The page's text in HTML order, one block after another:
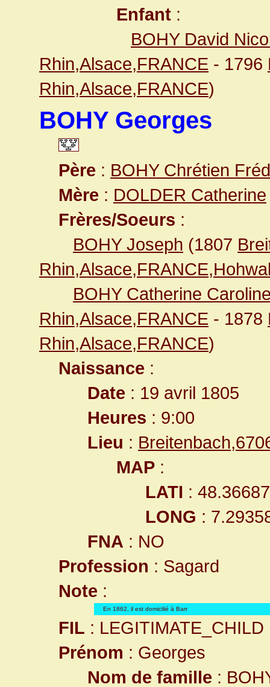
Enfant :
BOHY David
Rhin,Alsace,FRANCE - 1796
Rhin,Alsace,FRANCE)
BOHY Georges
Père : BOHY Chrétien
Mère : DOLDER Catherine
Frères/Soeurs :
BOHY Joseph (1807
BOHY Catherine
Rhin,Alsace,FRANCE - 1878
Rhin,Alsace,FRANCE)
Naissance :
Date : 19 avril 1805
Heures : 9:00
Lieu :
MAP :
LATI :
LONG :
FNA : NO
Profession : Sagard
Note :
En 1862, il est domicilié à Barr
FIL : LEGITIMATE_CHILD
Prénom : Georges
Nom de famille :